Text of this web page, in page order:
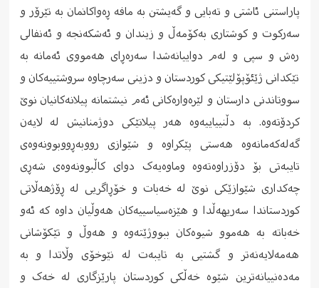
پاراستنی ئاشتی و تەبایی و گەیشتن بە مافە ڕەواکانمان بە تێرۆر و
سەرکوت و کوشتاری بەکۆمەڵ و زیندان و ئەشکەنجە و ئەنفالی
رەش و سپی و لەم دواییانەشدا سەرەڕای هەمووی ئەمانە بە
تێکدانی ژێئۆپۆلێتیکی کوردستان و دزینی سەرچاوە سروشتییەکان و
سووتاندنی دارستان و لێرەوارەکانی ئەم نیشتمانە پیلانەکانیان نوێ
کردۆتەوە. بە دڵنییاییەوە هەر پیلانێکی دوژمنانیش لە لایەن
گەلەکەمانەوە هەستی پێکراوە و شێوازی رووبەڕووبوونەوەی
تایبەتی بۆ دۆزراوەتەوە وماوەیەک دوای کاڵبوونەوەی شەڕی
چەکداری شێوازێکی نوێ لە خەبات و خۆڕاگریی لە ڕۆژهەڵاتی
کوردستاندا سەریهەڵدا و هێزەسیاسییەکان هەوڵیان داوە کە ئەو
خەباتە بە هەموو شیوەکان ببووژێتەوە و هەوڵ و تێکۆشانی
هەمەلایەنەتر و گشتیی بە تایبەت لە نێوخۆی وڵاتدا و بە
مەدەنییانەترین شێوە خەڵکی کوردستان پارێزگاری لە خەک و